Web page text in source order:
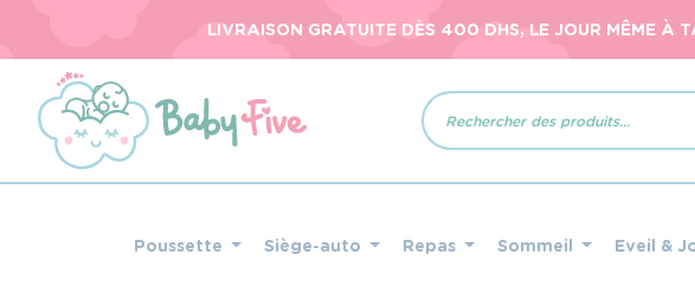
LIVRAISON GRATUITE DÈS 400 DHS, LE JOUR MÊME À
Recherche
de
produits
Poussette Siège-auto Repas Sommeil Eveil &